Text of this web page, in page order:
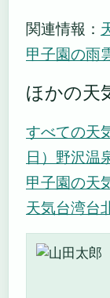
関連情報：
甲子園の雨
ほかの天
すべての天
日） 野沢温
甲子園の天
天気台湾台